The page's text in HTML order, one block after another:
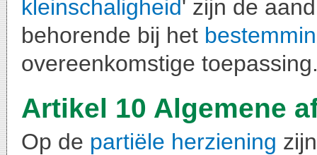
kleinschaligheid' zijn de
behorende bij het
overeenkomstige
Artikel 10 Algemene
Op de partiële herziening